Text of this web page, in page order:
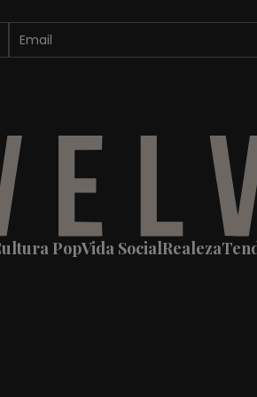
PopVida SocialRealeza